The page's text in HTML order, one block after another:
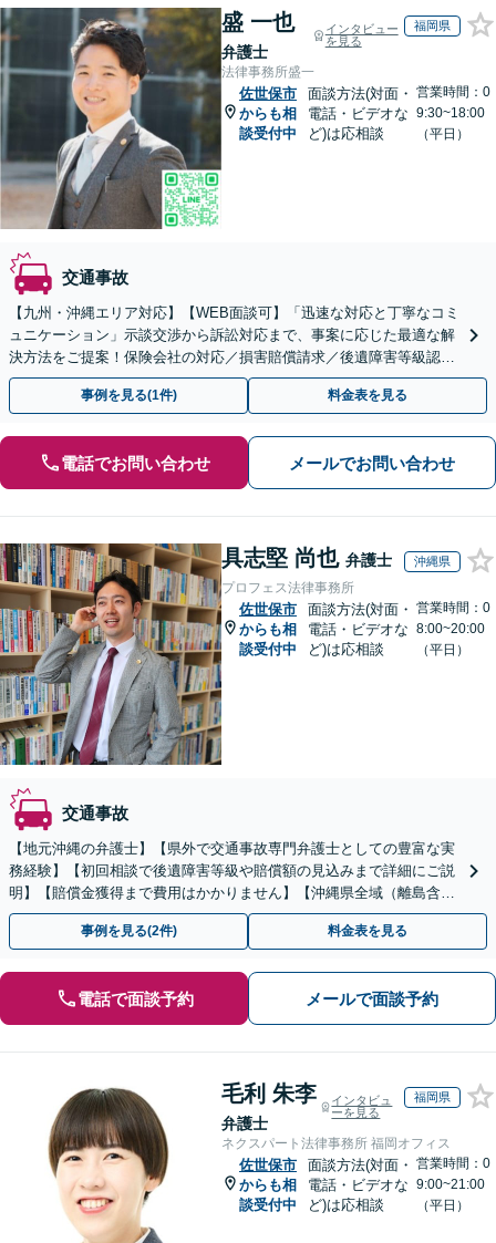
盛 一也
弁護士
インタビュー
を見る
福岡県
法律事務所盛一
佐世保市
からも相
談受付中
面談方法(対面・
電話・ビデオな
ど)は応相談
営業時間：0
9:30~18:00
（平日）
交通事故
【九州・沖縄エリア対応】【WEB面談可】「迅速な対応と丁寧なコミ
ュニケーション」示談交渉から訴訟対応まで、事案に応じた最適な解
決方法をご提案！保険会社の対応／損害賠償請求／後遺障害等級認定
／休業損害／示談交渉／治療費の打ち切り／死亡事故など
事例を見る(1件) 料金表を見る
電話でお問い合わせ メールでお問い合わせ
具志堅 尚也 弁護士 沖縄県
プロフェス法律事務所
佐世保市
からも相
談受付中
面談方法(対面・
電話・ビデオな
ど)は応相談
営業時間：0
8:00~20:00
（平日）
交通事故
【地元沖縄の弁護士】【県外で交通事故専門弁護士としての豊富な実
務経験】【初回相談で後遺障害等級や賠償額の見込みまで詳細にご説
明】【賠償金獲得まで費用はかかりません】【沖縄県全域（離島含
む）対応◎】
事例を見る(2件) 料金表を見る
電話で面談予約 メールで面談予約
毛利 朱李
弁護士
インタビュ
ーを見る
福岡県
ネクスパート法律事務所 福岡オフィス
佐世保市
からも相
談受付中
面談方法(対面・
電話・ビデオな
ど)は応相談
営業時間：0
9:00~21:00
（平日）